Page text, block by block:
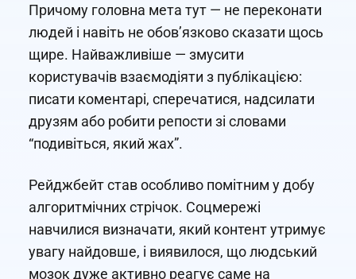
Причому головна мета тут — не переконати
людей і навіть не обов’язково сказати щось
щире. Найважливіше — змусити
користувачів взаємодіяти з публікацією:
писати коментарі, сперечатися, надсилати
друзям або робити репости зі словами
“подивіться, який жах”.
Рейджбейт став особливо помітним у добу
алгоритмічних стрічок. Соцмережі
навчилися визначати, який контент утримує
увагу найдовше, і виявилося, що людський
мозок дуже активно реагує саме на